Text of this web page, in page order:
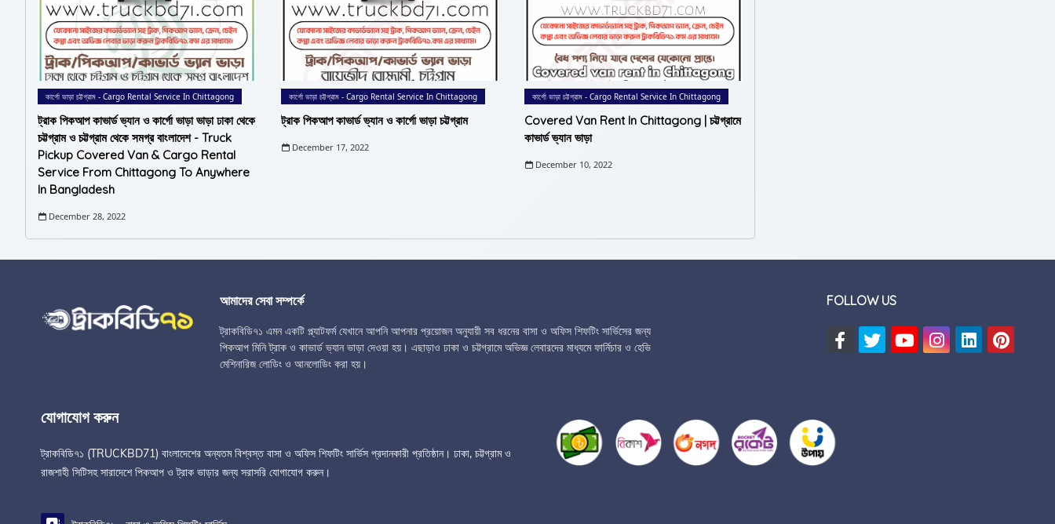
কার্গো ভাড়া চট্টগ্রাম - Cargo Rental Service In Chittagong
ট্রাক পিকআপ কাভার্ড ভ্যান ও কার্গো ভাড়া ভাড়া ঢাকা থেকে
চট্টগ্রাম ও চট্টগ্রাম থেকে সমগ্র বাংলাদেশ - Truck
Pickup Covered Van & Cargo Rental
Service From Chittagong To Anywhere
In Bangladesh
December 28, 2022
কার্গো ভাড়া চট্টগ্রাম - Cargo Rental Service In Chittagong
ট্রাক পিকআপ কাভার্ড ভ্যান ও কার্গো ভাড়া চট্টগ্রাম
December 17, 2022
কার্গো ভাড়া চট্টগ্রাম - Cargo Rental Service In Chittagong
Covered Van Rent In Chittagong | চট্টগ্রামে
কাভার্ড ভ্যান ভাড়া
December 10, 2022
আমাদের সেবা সম্পর্কে
ট্রাকবিডি৭১ এমন একটি প্ল্যাটফর্ম যেখানে আপনি আপনার প্রয়োজন অনুযায়ী সব ধরনের বাসা ও অফিস শিফটিং সার্ভিসের জন্য
পিকআপ মিনি ট্রাক ও কাভার্ড ভ্যান ভাড়া দেওয়া হয়। এছাড়াও ঢাকা ও চট্টগ্রামে অভিজ্ঞ লেবারদের মাধ্যমে ফার্নিচার ও হেভি
মেশিনারিজ লোডিং ও আনলোডিং করা হয়।
FOLLOW US
যোগাযোগ করুন
ট্রাকবিডি৭১ (TRUCKBD71) বাংলাদেশের অন্যতম বিশ্বস্ত বাসা ও অফিস শিফটিং সার্ভিস প্রদানকারী প্রতিষ্ঠান। ঢাকা, চট্টগ্রাম ও
রাজশাহী সিটিসহ সারাদেশে পিকআপ ও ট্রাক ভাড়ার জন্য সরাসরি যোগাযোগ করুন।